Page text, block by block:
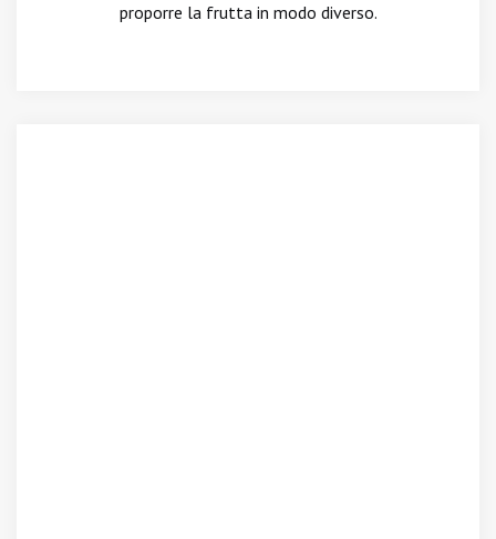
proporre la frutta in modo diverso.